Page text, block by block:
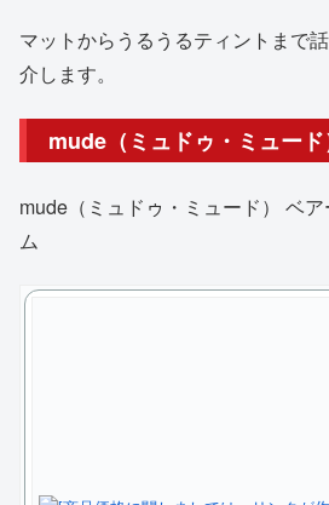
マットからうるうるティントまで
介します。
mude（ミュドゥ・ミュード
mude（ミュドゥ・ミュード） ベ
ム